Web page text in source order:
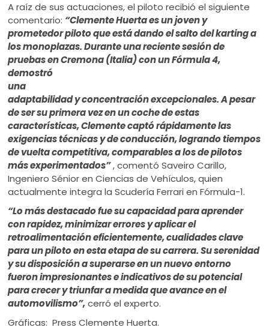
A raíz de sus actuaciones, el piloto recibió el siguiente
comentario: “Clemente Huerta es un joven y
prometedor piloto que está dando el salto del karting a
los monoplazas. Durante una reciente sesión de
pruebas en Cremona (Italia) con un Fórmula 4,
demostró
una
adaptabilidad y concentración excepcionales. A pesar
de ser su primera vez en un coche de estas
características, Clemente captó rápidamente las
exigencias técnicas y de conducción, logrando tiempos
de vuelta competitiva, comparables a los de pilotos
más experimentados”, comentó Saveiro Carillo,
Ingeniero Sénior en Ciencias de Vehículos, quien
actualmente integra la Scudería Ferrari en Fórmula-1.
“Lo más destacado fue su capacidad para aprender
con rapidez, minimizar errores y aplicar el
retroalimentación eficientemente, cualidades clave
para un piloto en esta etapa de su carrera. Su serenidad
y su disposición a superarse en un nuevo entorno
fueron impresionantes e indicativos de su potencial
para crecer y triunfar a medida que avance en el
automovilismo”,cerró el experto.
Gráficas: Press Clemente Huerta.